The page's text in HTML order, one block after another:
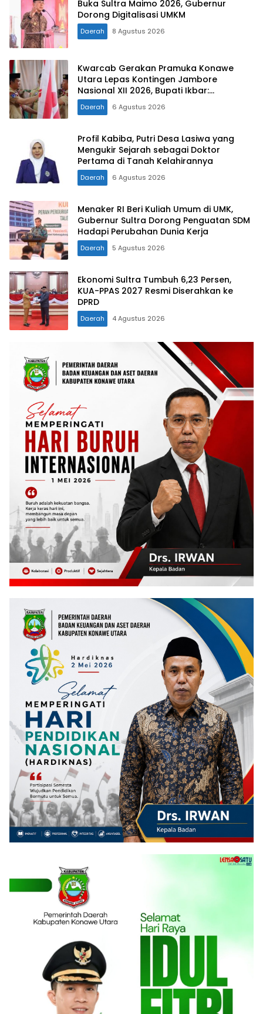
Buka Sultra Maimo 2026, Gubernur
Dorong Digitalisasi UMKM
Daerah 8 Agustus 2026
Kwarcab Gerakan Pramuka Konawe
Utara Lepas Kontingen Jambore
Nasional XII 2026, Bupati Ikbar:
Tunjukkan Karakter Generasi Muda
Konut yang Disiplin dan Berprestasi
Daerah 6 Agustus 2026
Profil Kabiba, Putri Desa Lasiwa yang
Mengukir Sejarah sebagai Doktor
Pertama di Tanah Kelahirannya
Daerah 6 Agustus 2026
Menaker RI Beri Kuliah Umum di UMK,
Gubernur Sultra Dorong Penguatan SDM
Hadapi Perubahan Dunia Kerja
Daerah 5 Agustus 2026
Ekonomi Sultra Tumbuh 6,23 Persen,
KUA-PPAS 2027 Resmi Diserahkan ke
DPRD
Daerah 4 Agustus 2026